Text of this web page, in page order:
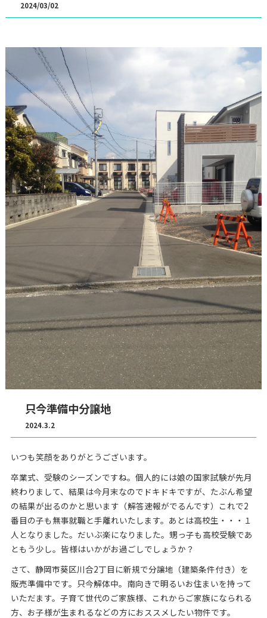
2024/03/02
只今準備中分譲地
2024.3.2
いつも笑顔をありがとうございます。
卒業式、受験のシーズンですね。個人的には娘の国家試験が先月
終わりまして、結果は今月末なのでドキドキですが、たぶん希望
の結果が出るのかと思います（解答速報がでるんです）これで2
番目の子も無事就職と手離れいたします。あとは高校生・・・１
人となりました。だいぶ楽になりました。甥っ子も高校受験であ
ともう少し。皆様はいかがお過ごしでしょうか？
さて、静岡市葵区川合2丁目に新規で分譲地（建築条件付き）を
販売準備中です。只今解体中。南向きで明るいお住まいを持って
いただます。子育て世代のご家族様、これからご家族になられる
方、お子様が生まれるなどの方におススメしたい物件です。